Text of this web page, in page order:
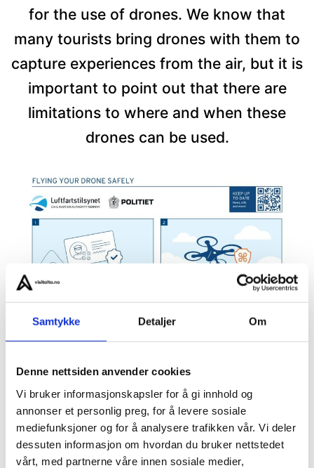
Samtykke Detaljer Om
Denne nettsiden anvender cookies
Vi bruker informasjonskapsler for å gi innhold og
annonser et personlig preg, for å levere sosiale
mediefunksjoner og for å analysere trafikken vår. Vi deler
dessuten informasjon om hvordan du bruker nettstedet
vårt, med partnerne våre innen sosiale medier,
for the use of drones. We know that
many tourists bring drones with them to
capture experiences from the air, but it is
important to point out that there are
limitations to where and when these
drones can be used.